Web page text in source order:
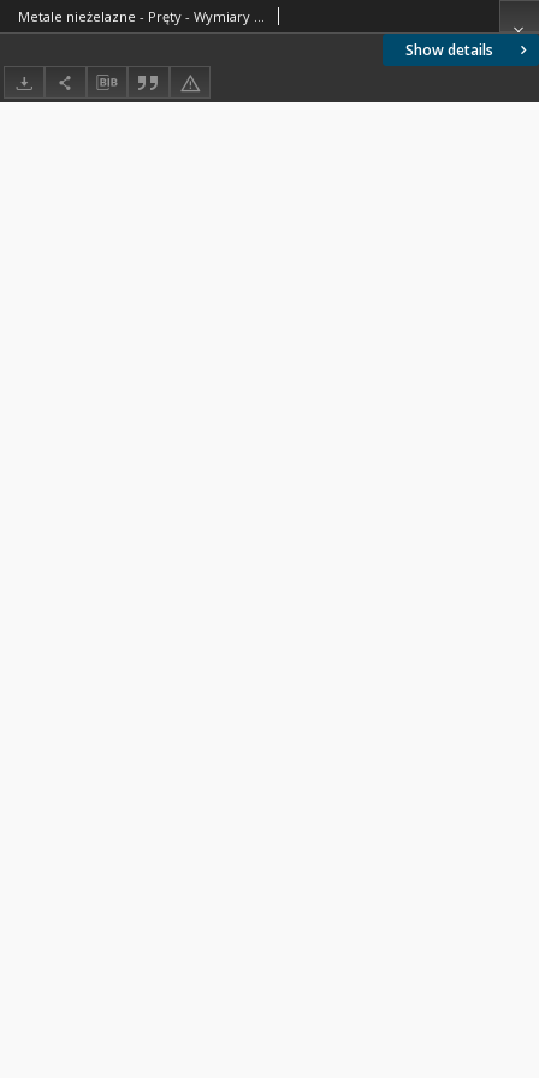
Show details
Metale nieżelazne - Pręty - Wymiary BN-71/0805-03